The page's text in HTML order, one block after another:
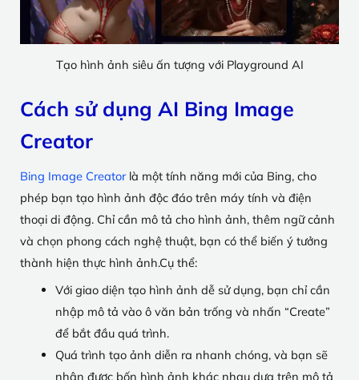
Tạo hình ảnh siêu ấn tượng với Playground AI
Cách sử dụng AI Bing Image
Creator
Bing Image Creatorlà một tính năng mới của Bing, cho
phép bạn tạo hình ảnh độc đáo trên máy tính và điện
thoại di động. Chỉ cần mô tả cho hình ảnh, thêm ngữ cảnh
và chọn phong cách nghệ thuật, bạn có thể biến ý tưởng
thành hiện thực hình ảnh.Cụ thể:
Với giao diện tạo hình ảnh dễ sử dụng, bạn chỉ cần
nhập mô tả vào ô văn bản trống và nhấn “Create”
để bắt đầu quá trình.
Quá trình tạo ảnh diễn ra nhanh chóng, và bạn sẽ
nhận được bốn hình ảnh khác nhau dựa trên mô tả